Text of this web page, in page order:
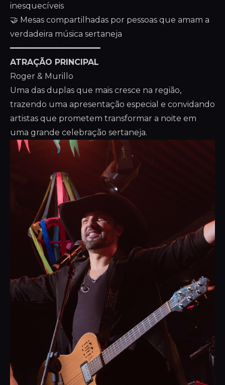
inesquecíveis
🤝 Mesas compartilhadas por pessoas que amam a
verdadeira música sertaneja
━━━━━━━━━━━━━━━━━━
ATRAÇÃO PRINCIPAL
Roger & Murillo
Uma das duplas que mais cresce na região,
trazendo uma apresentação especial e convidando
artistas que prometem transformar a noite em
uma grande celebração sertaneja.